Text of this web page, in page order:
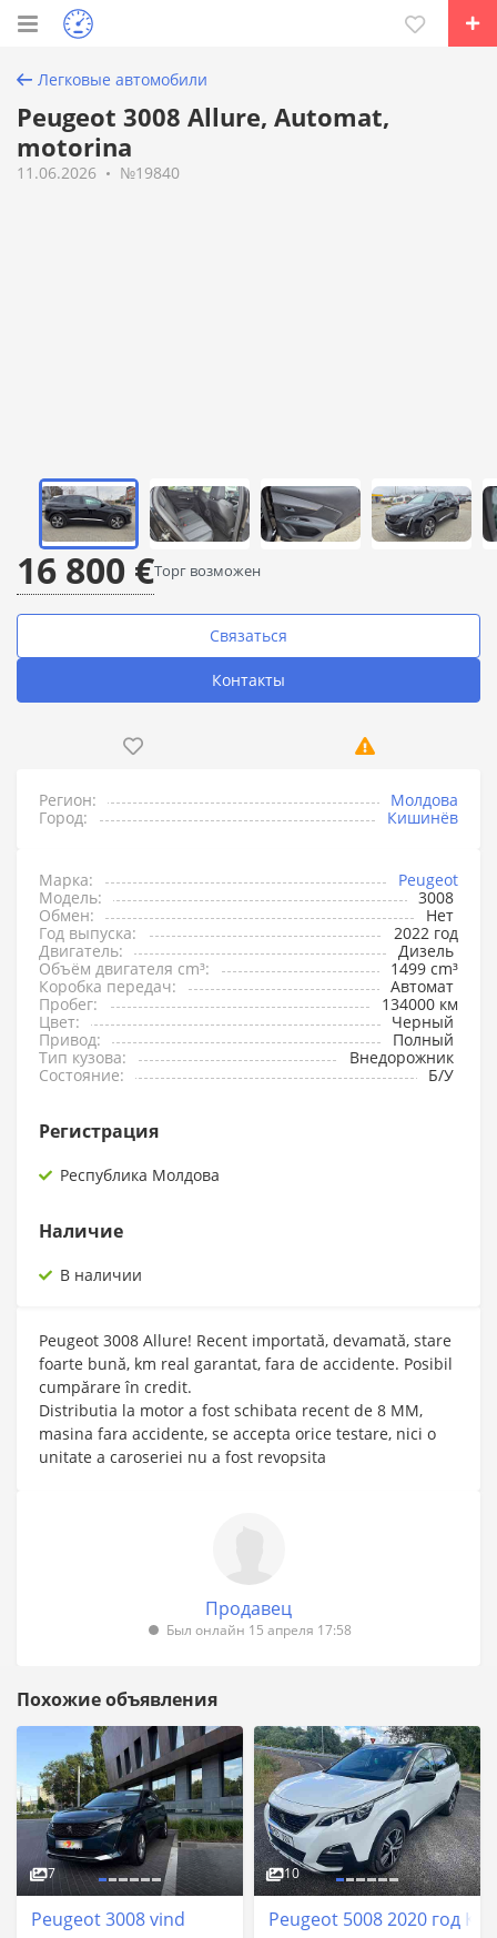
Легковые автомобили
Peugeot 3008 Allure, Automat,
motorina
11.06.2026 №19840
16 800 €Торг возможен
Связаться
Контакты
Регион:
Молдова
Город:
Кишинёв
Марка:
Peugeot
Модель:
3008
Обмен:
Нет
Год выпуска:
2022 год
Двигатель:
Дизель
Объём двигателя cm³:
1499 cm³
Коробка передач:
Автомат
Пробег:
134000 км
Цвет:
Черный
Привод:
Полный
Тип кузова:
Внедорожник
Состояние:
Б/У
Регистрация
Республика Молдова
Наличие
В наличии
Peugeot 3008 Allure! Recent importată, devamată, stare
foarte bună, km real garantat, fara de accidente. Posibil
cumpărare în credit.
Distributia la motor a fost schibata recent de 8 MM,
masina fara accidente, se accepta orice testare, nici o
unitate a caroseriei nu a fost revopsita
Продавец
Был онлайн 15 апреля 17:58
Похожие объявления
7
Peugeot 3008 vind
10
Peugeot 5008 2020 год